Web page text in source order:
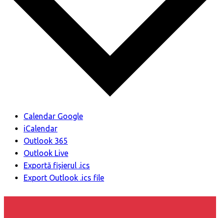
Calendar Google
iCalendar
Outlook 365
Outlook Live
Exportă fișierul .ics
Export Outlook .ics file